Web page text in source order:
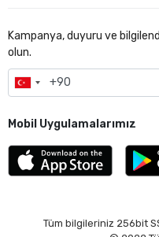
Kampanya, duyuru ve
olun.
Mobil Uygulamalarımız
Tüm bilgileriniz 256bit